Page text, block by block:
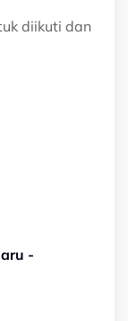
diikuti dan
-